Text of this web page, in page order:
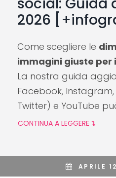
social: Guida
2026
Come scegliere le
immagini giuste per
La nostra guida
Facebook,
Twitter) e YouTube
CONTINUA A LEGGERE
APRILE